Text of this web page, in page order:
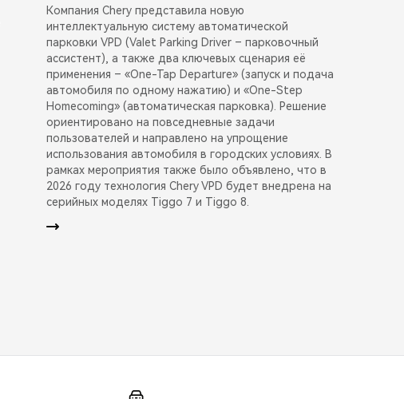
Компания Chery представила новую
интеллектуальную систему автоматической
парковки VPD (Valet Parking Driver – парковочный
ассистент), а также два ключевых сценария её
применения – «One-Tap Departure» (запуск и подача
автомобиля по одному нажатию) и «One-Step
Homecoming» (автоматическая парковка). Решение
ориентировано на повседневные задачи
пользователей и направлено на упрощение
использования автомобиля в городских условиях. В
рамках мероприятия также было объявлено, что в
2026 году технология Chery VPD будет внедрена на
серийных моделях Tiggo 7 и Tiggo 8.